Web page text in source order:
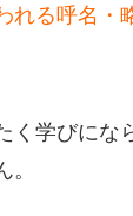
れる呼名・
く学びにな